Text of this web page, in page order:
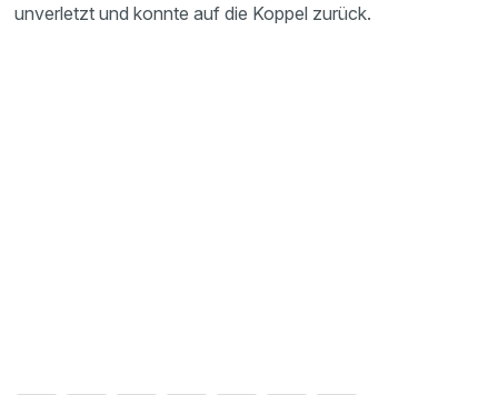
unver­letzt und konnte auf die Koppel zurück.